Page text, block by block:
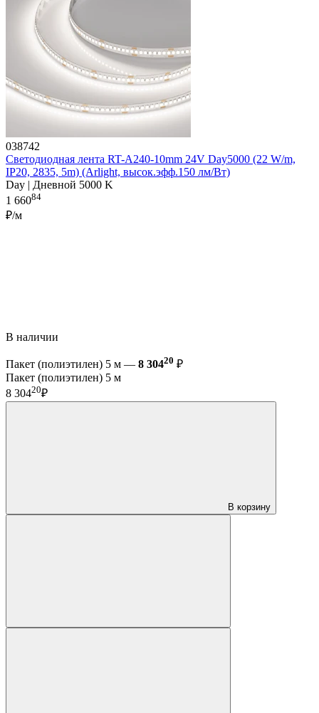
038742
Светодиодная лента RT-A240-10mm 24V Day5000 (22 W/m,
IP20, 2835, 5m) (Arlight, высок.эфф.150 лм/Вт)
Day | Дневной 5000 K
1 66084
₽/м
В наличии
Пакет (полиэтилен) 5 м — 8 30420 ₽
Пакет (полиэтилен) 5 м
8 30420₽
В корзину